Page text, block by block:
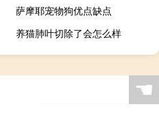
萨摩耶宠物狗优点缺点
养猫肺叶切除了会怎么样
☚